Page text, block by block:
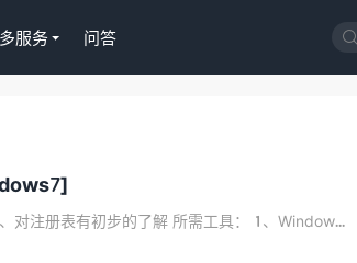

服务 问答
对注册表有初步的了解 所需工具： 1、Window...